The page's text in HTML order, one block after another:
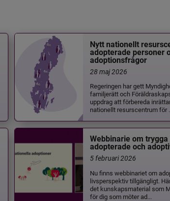
Nytt nationellt
adopterade personer
adoptionsfrågor
28 maj 2026
Regeringen har gett
familjerätt och
uppdrag att förbereda
nationellt resurscentrum för
Webbinarie om
adopterade och
5 februari 2026
Nu finns webbinariet om
livsperspektiv tillgängligt.
det kunskapsmaterial som
för dig som möter ad...